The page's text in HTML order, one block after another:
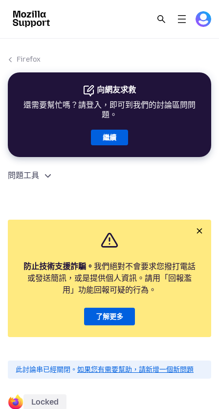
Firefox
向網友求救
還需要幫忙嗎？請登入，即可到我們的討論區問問
題。
繼續
問題工具
防止技術支援詐騙。 我們絕對不會要求您撥打電話
或發送簡訊，或是提供個人資訊。請用「回報濫
用」功能回報可疑的行為。
了解更多
此討論串已經關閉。 如果您有需要幫助，請新增一個新問題
Locked